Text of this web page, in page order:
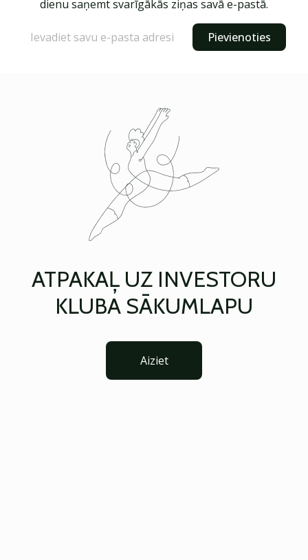
dienu saņemt svarīgākās ziņas savā e-pastā.
Pievienoties
ATPAKAĻ UZ INVESTORU
KLUBA SĀKUMLAPU
Aiziet